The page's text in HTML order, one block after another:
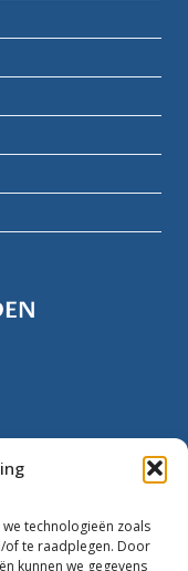
technologieën zoals
of te raadplegen. Door
kunnen we gegevens